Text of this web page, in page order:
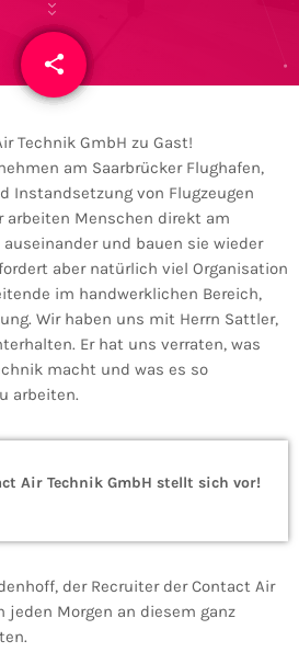
share
email
Technik GmbH zu Gast!
am Saarbrücker Flughafen,
Instandsetzung von Flugzeugen
arbeiten Menschen direkt am
und bauen sie wieder
aber natürlich viel Organisation
im handwerklichen Bereich,
Wir haben uns mit Herrn Sattler,
Er hat uns verraten, was
macht und was es so
arbeiten.
Air Technik GmbH stellt sich vor!
der Recruiter der Contact Air
jeden Morgen an diesem ganz